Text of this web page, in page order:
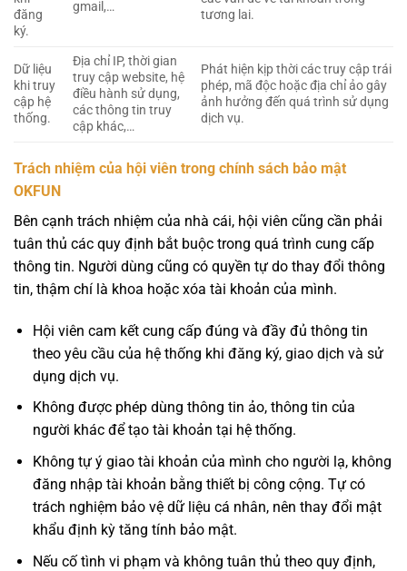
đăng
ký.
gmail,…
tương lai.
Dữ liệu
khi truy
cập hệ
thống.
Địa chỉ IP, thời gian
truy cập website, hệ
điều hành sử dụng,
các thông tin truy
cập khác,…
Phát hiện kịp thời các truy cập trái
phép, mã độc hoặc địa chỉ ảo gây
ảnh hưởng đến quá trình sử dụng
dịch vụ.
Trách nhiệm của hội viên trong chính sách bảo mật
OKFUN
Bên cạnh trách nhiệm của nhà cái, hội viên cũng cần phải
tuân thủ các quy định bắt buộc trong quá trình cung cấp
thông tin. Người dùng cũng có quyền tự do thay đổi thông
tin, thậm chí là khoa hoặc xóa tài khoản của mình.
Hội viên cam kết cung cấp đúng và đầy đủ thông tin
theo yêu cầu của hệ thống khi đăng ký, giao dịch và sử
dụng dịch vụ.
Không được phép dùng thông tin ảo, thông tin của
người khác để tạo tài khoản tại hệ thống.
Không tự ý giao tài khoản của mình cho người lạ, không
đăng nhập tài khoản bằng thiết bị công cộng. Tự có
trách nghiệm bảo vệ dữ liệu cá nhân, nên thay đổi mật
khẩu định kỳ tăng tính bảo mật.
Nếu cố tình vi phạm và không tuân thủ theo quy định,